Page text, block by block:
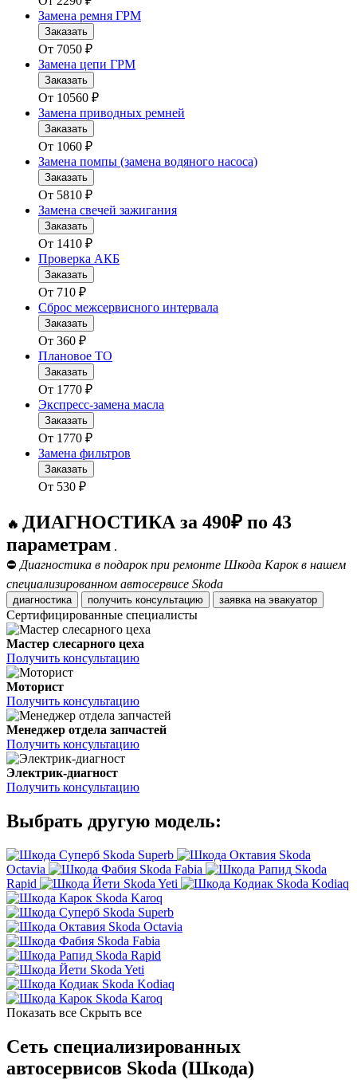
Замена ремня ГРМ
Заказать
От 7050 ₽
Замена цепи ГРМ
Заказать
От 10560 ₽
Замена приводных ремней
Заказать
От 1060 ₽
Замена помпы (замена водяного насоса)
Заказать
От 5810 ₽
Замена свечей зажигания
Заказать
От 1410 ₽
Проверка АКБ
Заказать
От 710 ₽
Сброс межсервисного интервала
Заказать
От 360 ₽
Плановое ТО
Заказать
От 1770 ₽
Экспресс-замена масла
Заказать
От 1770 ₽
Замена фильтров
Заказать
От 530 ₽
🔥 ДИАГНОСТИКА за 490₽ по 43
параметрам .
⛔ Диагностика в подарок при ремонте Шкода Карок в нашем
специализированном автосервисе Skoda
диагностика получить консультацию заявка на эвакуатор
Сертифицированные специалисты
Мастер слесарного цеха
Получить консультацию
Моторист
Получить консультацию
Менеджер отдела запчастей
Получить консультацию
Электрик-диагност
Получить консультацию
Выбрать другую модель:
Skoda Superb
Skoda
Octavia
Skoda Fabia
Skoda
Rapid
Skoda Yeti
Skoda Kodiaq
Skoda Karoq
Skoda Superb
Skoda Octavia
Skoda Fabia
Skoda Rapid
Skoda Yeti
Skoda Kodiaq
Skoda Karoq
Показать все Скрыть все
Сеть специализированных
автосервисов Skoda (Шкода)